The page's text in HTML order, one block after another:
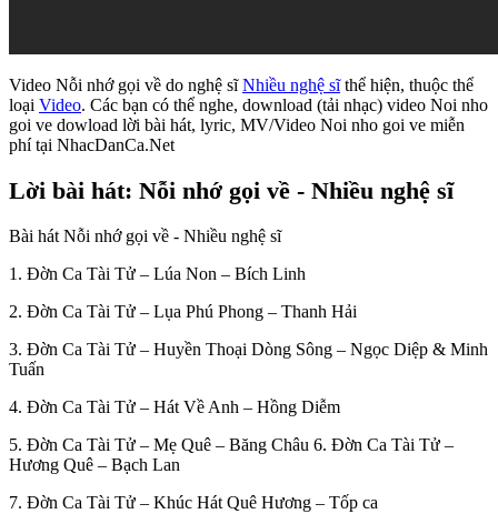
Video Nỗi nhớ gọi về do nghệ sĩNhiều nghệ sĩthể hiện, thuộc thể
loại Video. Các bạn có thể nghe, download (tải nhạc) video Noi nho
goi ve dowload lời bài hát, lyric, MV/Video Noi nho goi ve miễn
phí tại NhacDanCa.Net
Lời bài hát: Nỗi nhớ gọi về - Nhiều nghệ sĩ
Bài hát Nỗi nhớ gọi về - Nhiều nghệ sĩ
1. Đờn Ca Tài Tử – Lúa Non – Bích Linh
2. Đờn Ca Tài Tử – Lụa Phú Phong – Thanh Hải
3. Đờn Ca Tài Tử – Huyền Thoại Dòng Sông – Ngọc Diệp & Minh
Tuấn
4. Đờn Ca Tài Tử – Hát Về Anh – Hồng Diễm
5. Đờn Ca Tài Tử – Mẹ Quê – Băng Châu 6. Đờn Ca Tài Tử –
Hương Quê – Bạch Lan
7. Đờn Ca Tài Tử – Khúc Hát Quê Hương – Tốp ca